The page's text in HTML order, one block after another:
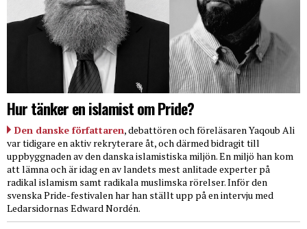
Hur tänker en islamist om Pride?
Den danske författaren, debattören och föreläsaren Yaqoub Ali
var tidigare en aktiv rekryterare åt, och därmed bidragit till
uppbyggnaden av den danska islamistiska miljön. En miljö han kom
att lämna och är idag en av landets mest anlitade experter på
radikal islamism samt radikala muslimska rörelser. Inför den
svenska Pride-festivalen har han ställt upp på en intervju med
Ledarsidornas Edward Nordén.